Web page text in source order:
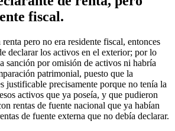
fiscal.
pero no era residente fiscal, entonces
declarar los activos en el exterior; por lo
sanción por omisión de activos ni habría
patrimonial, puesto que la
justificable precisamente porque no tenía la
activos que ya poseía, y que pudieron
rentas de fuente nacional que ya habían
de fuente externa que no debía declarar.